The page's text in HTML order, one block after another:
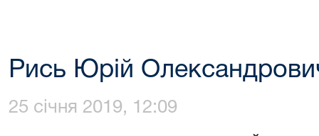
Рись Юрій
25 січня 2019, 12:09